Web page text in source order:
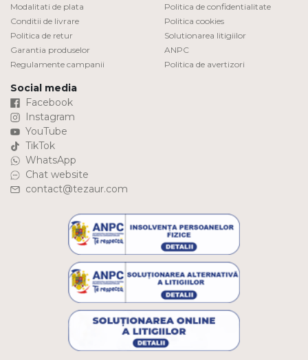
Modalitati de plata
Conditii de livrare
Politica de retur
Garantia produselor
Regulamente campanii
Politica de confidentialitate
Politica cookies
Solutionarea litigiilor
ANPC
Politica de avertizori
Social media
Facebook
Instagram
YouTube
TikTok
WhatsApp
Chat website
contact@tezaur.com